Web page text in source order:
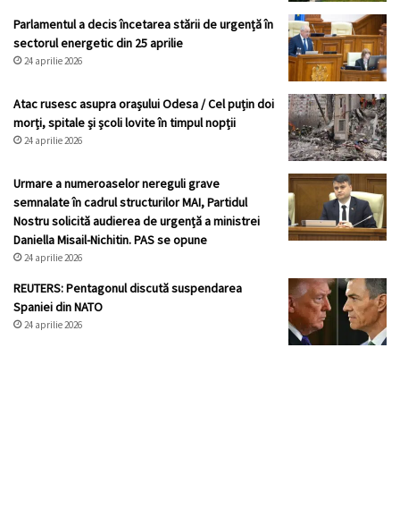
Parlamentul a decis încetarea stării de urgență în
sectorul energetic din 25 aprilie
24 aprilie 2026
Atac rusesc asupra orașului Odesa / Cel puțin doi
morți, spitale și școli lovite în timpul nopții
24 aprilie 2026
Urmare a numeroaselor nereguli grave
semnalate în cadrul structurilor MAI, Partidul
Nostru solicită audierea de urgență a ministrei
Daniella Misail-Nichitin. PAS se opune
24 aprilie 2026
REUTERS: Pentagonul discută suspendarea
Spaniei din NATO
24 aprilie 2026